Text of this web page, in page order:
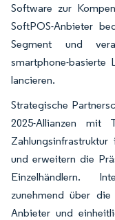
Software zur
SoftPOS-Anbieter
Segment und
smartphone-basierte
lancieren.
Strategische
2025-Allianzen mit
und erweitern die
Einzelhändlern.
zunehmend über
Anbieter und